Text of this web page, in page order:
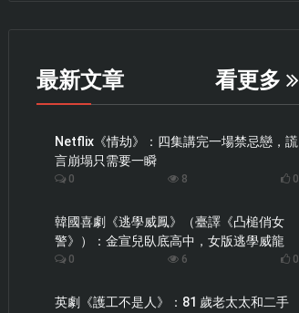
最新文章 看更多
Netflix《情劫》：四集講完一場禁忌戀，謊
言崩塌只需要一瞬
0 8 0
韓國喜劇《逃學威鳳》（臺譯《凸槌俏女
警》）：金宣兒臥底高中，女版逃學威龍
0 6 0
英劇《護工不是人》：81 歲老太太和二手